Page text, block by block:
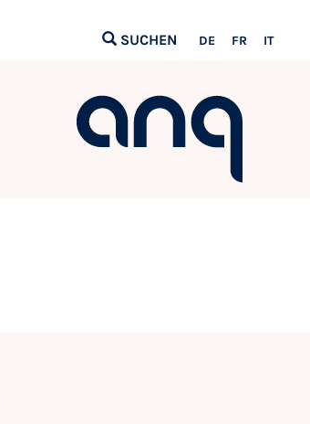
SUCHEN DE FR IT